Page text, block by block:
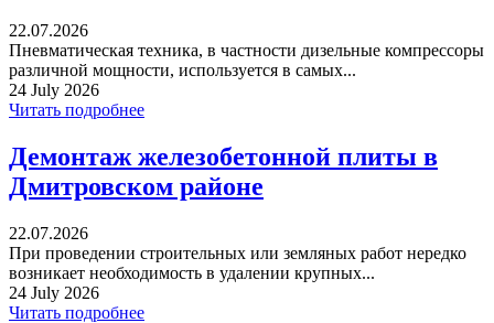
22.07.2026
Пневматическая техника, в частности дизельные компрессоры
различной мощности, используется в самых...
24 July 2026
Читать подробнее
Демонтаж железобетонной плиты в
Дмитровском районе
22.07.2026
При проведении строительных или земляных работ нередко
возникает необходимость в удалении крупных...
24 July 2026
Читать подробнее